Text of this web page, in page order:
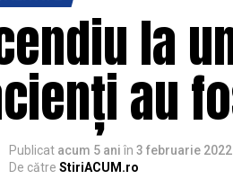
la
au
Publicat acum 5 ani în 3 februarie 2022
De către StiriACUM.ro